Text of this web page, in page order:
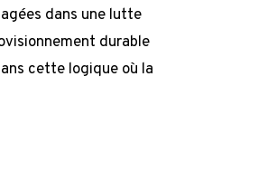
dans une lutte
durable
cette logique où la